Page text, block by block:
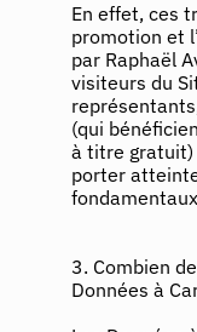
En effet, ces
promotion et
par Raphaël
visiteurs du
(qui
à titre gratuit)
porter
3. Combien
Données à